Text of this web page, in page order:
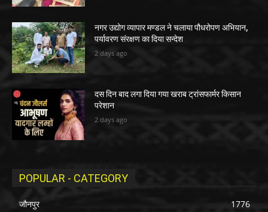
नगर उद्योग व्यापार मण्डल ने चलाया पौधरोपण अभियान,
पर्यावरण संरक्षण का दिया सन्देश
2 days ago
दस दिन बाद लगा दिया गया खराब ट्रांसफार्मर किसान
परेशान
2 days ago
POPULAR - CATEGORY
जौनपुर
1776